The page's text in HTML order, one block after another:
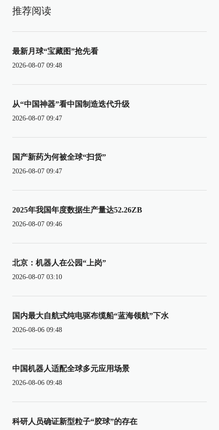
推荐阅读
最新月球“宝藏图”抢先看
2026-08-07 09:48
从“中国神器”看中国制造迭代升级
2026-08-07 09:47
国产新药为何被全球“扫货”
2026-08-07 09:47
2025年我国年度数据生产量达52.26ZB
2026-08-07 09:46
北京：机器人在公园“上岗”
2026-08-07 03:10
国内最大自航式纯电驱布缆船“蓝海领航”下水
2026-08-06 09:48
中国机器人适配全球多元应用场景
2026-08-06 09:48
科研人员确证新型粒子“胶球”的存在